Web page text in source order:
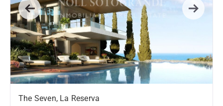
Previous Next
The Seven, La Reserva